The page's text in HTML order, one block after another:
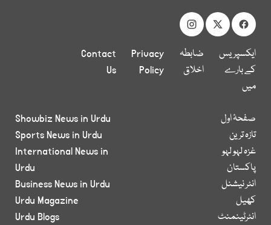
ایکسپریس
کے بارے
میں
ضابطہ
اخلاق
Privacy
Policy
Contact
Us
صفحۂ اول
تازہ ترین
غزہ لہو لہو
پاکستان
انٹر نیشنل
کھیل
انٹرٹینمنٹ
Showbiz News in Urdu
Sports News in Urdu
International News in
Urdu
Business News in Urdu
Urdu Magazine
Urdu Blogs